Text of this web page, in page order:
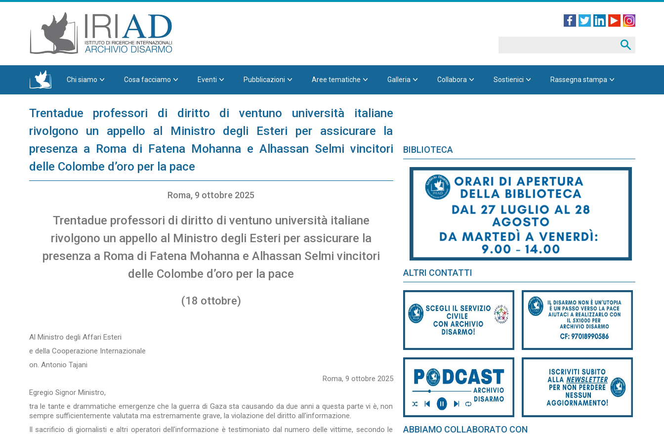
Chi siamo Cosa facciamo Eventi Pubblicazioni Aree tematiche Galleria Collabora Sostienici Rassegna stampa
Trentadue professori di diritto di ventuno università italiane
rivolgono un appello al Ministro degli Esteri per assicurare la
presenza a Roma di Fatena Mohanna e Alhassan Selmi vincitori
delle Colombe d’oro per la pace
Roma, 9 ottobre 2025
Trentadue professori di diritto di ventuno università italiane
rivolgono un appello al Ministro degli Esteri per assicurare la
presenza a Roma di Fatena Mohanna e Alhassan Selmi vincitori
delle Colombe d’oro per la pace
(18 ottobre)
Al Ministro degli Affari Esteri
e della Cooperazione Internazionale
on. Antonio Tajani
Roma, 9 ottobre 2025
Egregio Signor Ministro,
tra le tante e drammatiche emergenze che la guerra di Gaza sta causando da due anni a questa parte vi è, non
sempre sufficientemente valutata ma estremamente grave, la violazione del diritto all'informazione.
Il sacrificio di giornalisti e altri operatori dell'informazione è testimoniato dal numero delle vittime, secondo le
BIBLIOTECA
ALTRI CONTATTI
ABBIAMO COLLABORATO CON